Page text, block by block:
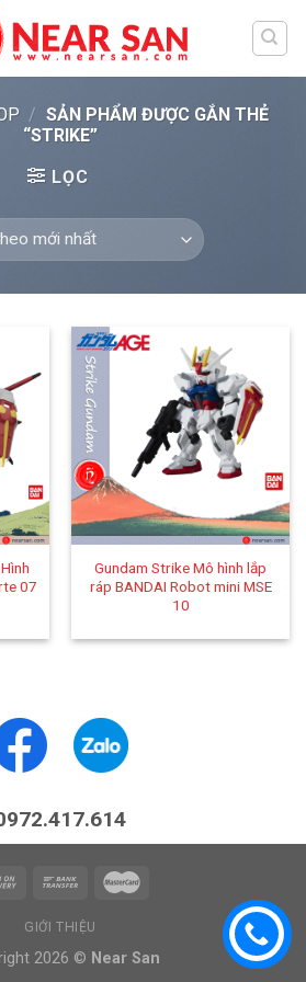
/ SẢN PHẨM ĐƯỢC GẮN THẺ
“STRIKE”
LỌC
07
Gundam Strike Mô hình lắp
ráp BANDAI Robot mini MSE
10
GIỚI THIỆU
2026 © Near San